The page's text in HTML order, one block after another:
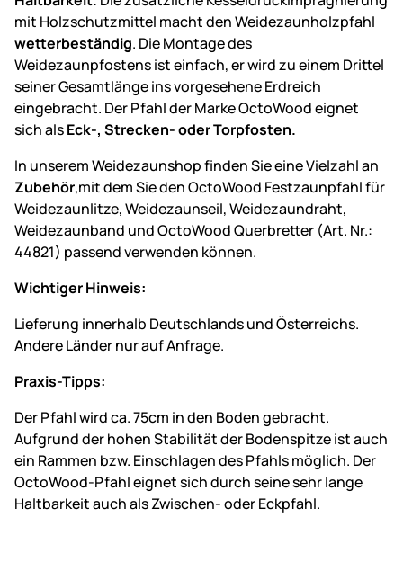
mit Holzschutzmittel macht den Weidezaunholzpfahl
wetterbeständig. Die Montage des
Weidezaunpfostens ist einfach, er wird zu einem Drittel
seiner Gesamtlänge ins vorgesehene Erdreich
eingebracht. Der Pfahl der Marke OctoWood eignet
sich alsEck-, Strecken- oder Torpfosten.
In unserem Weidezaunshop finden Sie eine Vielzahl an
Zubehör,mit dem Sie den OctoWood Festzaunpfahl für
Weidezaunlitze, Weidezaunseil, Weidezaundraht,
Weidezaunband und OctoWood Querbretter (Art. Nr.:
44821) passend verwenden können.
Wichtiger Hinweis:
Lieferung innerhalb Deutschlands und Österreichs.
Andere Länder nur auf Anfrage.
Praxis-Tipps:
Der Pfahl wird ca. 75cm in den Boden gebracht.
Aufgrund der hohen Stabilität der Bodenspitze ist auch
ein Rammen bzw. Einschlagen des Pfahls möglich. Der
OctoWood-Pfahl eignet sich durch seine sehr lange
Haltbarkeit auch als Zwischen- oder Eckpfahl.